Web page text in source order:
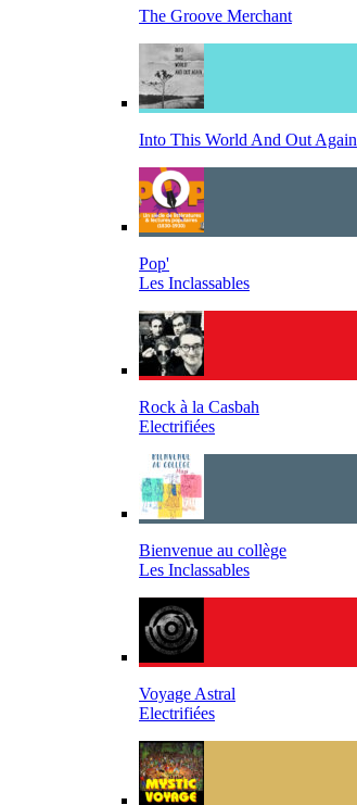
The Groove Merchant
Into This World And Out Again
Pop'
Les Inclassables
Rock à la Casbah
Electrifiées
Bienvenue au collège
Les Inclassables
Voyage Astral
Electrifiées